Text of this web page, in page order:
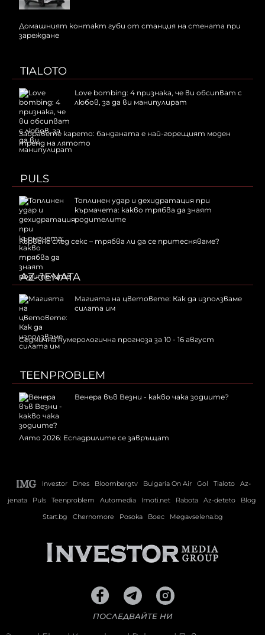
Домашният контакт губи от станция на стената при
зареждане
TIALOTO
Love bombing: 4 признака, че ви обсипват с
любов, за да ви манипулират
Забравете карето: банданата е най-горещият моден
тренд на лятото
PULS
Топлинен удар и дехидратация при
кърмачета: какво трябва да знаят
родителите
Кървене след секс – трябва ли да се притесняваме?
AZ-JENATA
Магията на цветовете: Как да използваме
силата им
Седмична нумерологична прогноза за 10 - 16 август
TEENPROBLEM
Венера във Везни - какво чака зодиите?
Лято 2026: Еспадрилите се завръщат
Investor Dnes Bloombergtv Bulgaria On Air Gol Tialoto
Az-
jenata
Puls Teenproblem Automedia Imoti.net Rabota Az-deteto
Blog
Start.bg
Chernomore Posoka Boec Megavselena.bg
ПОСЛЕДВАЙТЕ НИ